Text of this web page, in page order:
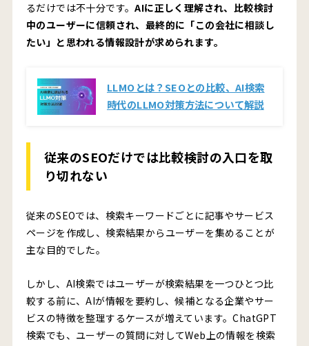
るだけでは不十分です。AIに正しく理解され、比較検討
中のユーザーに信頼され、最終的に「この会社に相談し
たい」と思われる情報設計が求められます。
LLMOとは？SEOとの比較、AI検索
時代のLLMO対策方法について解説
従来のSEOだけでは比較検討の入口を取
り切れない
従来のSEOでは、検索キーワードごとに記事やサービス
ページを作成し、検索結果からユーザーを集めることが
主な目的でした。
しかし、AI検索ではユーザーが検索結果を一つひとつ比
較する前に、AIが情報を要約し、候補となる企業やサー
ビスの特徴を整理するケースが増えています。ChatGPT
検索でも、ユーザーの質問に対してWeb上の情報を検索